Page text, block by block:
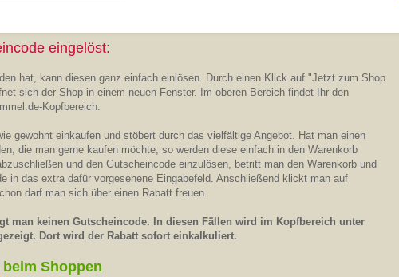
eingelöst:
hat, kann diesen ganz einfach einlösen. Durch einen Klick auf "Jetzt zum Shop
sich der Shop in einem neuen Fenster. Im oberen Bereich findet Ihr den
Kopfbereich.
gewohnt einkaufen und stöbert durch das vielfältige Angebot. Hat man einen
die man gerne kaufen möchte, so werden diese einfach in den Warenkorb
und den Gutscheincode einzulösen, betritt man den Warenkorb und
in das extra dafür vorgesehene Eingabefeld. Anschließend klickt man auf
darf man sich über einen Rabatt freuen.
man keinen Gutscheincode. In diesen Fällen wird im Kopfbereich unter
Dort wird der Rabatt sofort einkalkuliert.
Shoppen